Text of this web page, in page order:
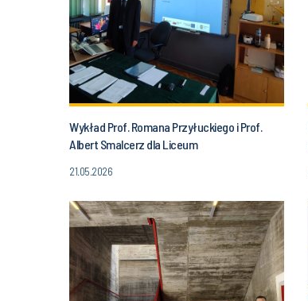
Wykład Prof. Romana Przyłuckiego i Prof.
Albert Smalcerz dla Liceum
21.05.2026